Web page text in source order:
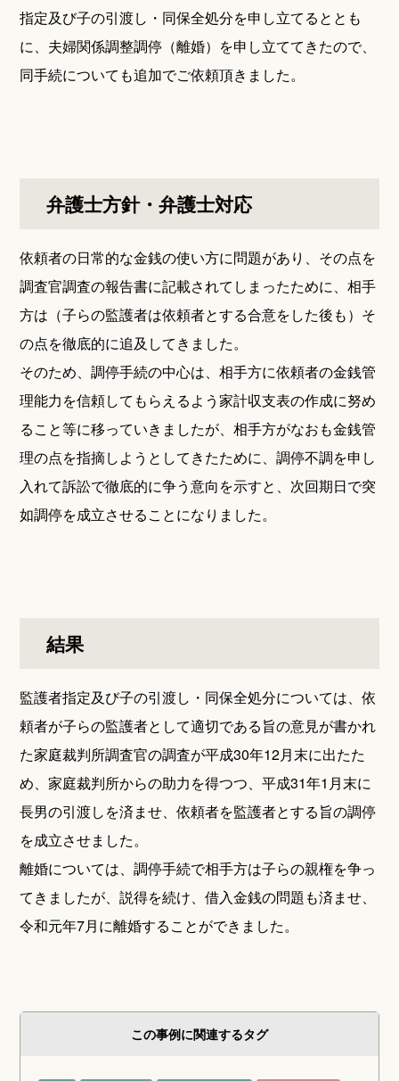
指定及び子の引渡し・同保全処分を申し立てるととも
に、夫婦関係調整調停（離婚）を申し立ててきたので、
同手続についても追加でご依頼頂きました。
弁護士方針・弁護士対応
依頼者の日常的な金銭の使い方に問題があり、その点を
調査官調査の報告書に記載されてしまったために、相手
方は（子らの監護者は依頼者とする合意をした後も）そ
の点を徹底的に追及してきました。
そのため、調停手続の中心は、相手方に依頼者の金銭管
理能力を信頼してもらえるよう家計収支表の作成に努め
ること等に移っていきましたが、相手方がなおも金銭管
理の点を指摘しようとしてきたために、調停不調を申し
入れて訴訟で徹底的に争う意向を示すと、次回期日で突
如調停を成立させることになりました。
結果
監護者指定及び子の引渡し・同保全処分については、依
頼者が子らの監護者として適切である旨の意見が書かれ
た家庭裁判所調査官の調査が平成30年12月末に出たた
め、家庭裁判所からの助力を得つつ、平成31年1月末に
長男の引渡しを済ませ、依頼者を監護者とする旨の調停
を成立させました。
離婚については、調停手続で相手方は子らの親権を争っ
てきましたが、説得を続け、借入金銭の問題も済ませ、
令和元年7月に離婚することができました。
この事例に関連するタグ